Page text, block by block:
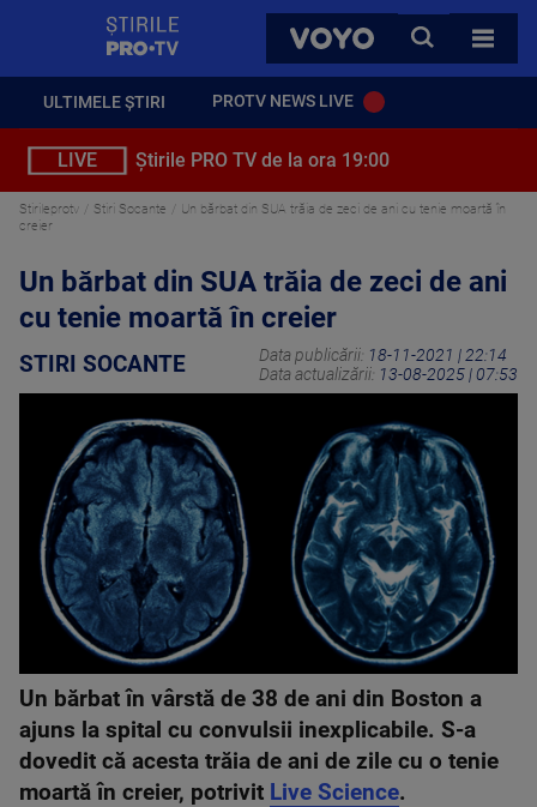
VOYO
CAUTA
TOATE
ULTIMELE ȘTIRI PROTV NEWS LIVE
LIVE Știrile PRO TV de la ora 19:00
Stirileprotv Stiri Socante
Un bărbat din SUA trăia de zeci de ani cu tenie moartă în
creier
Un bărbat din SUA trăia de zeci de ani
cu tenie moartă în creier
STIRI SOCANTE Data publicării: 18-11-2021 | 22:14
Data actualizării: 13-08-2025 | 07:53
Un bărbat în vârstă de 38 de ani din Boston a
ajuns la spital cu convulsii inexplicabile. S-a
dovedit că acesta trăia de ani de zile cu o tenie
moartă în creier, potrivit Live Science.